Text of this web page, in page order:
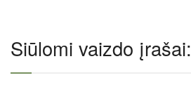
Siūlomi vaizdo įrašai: